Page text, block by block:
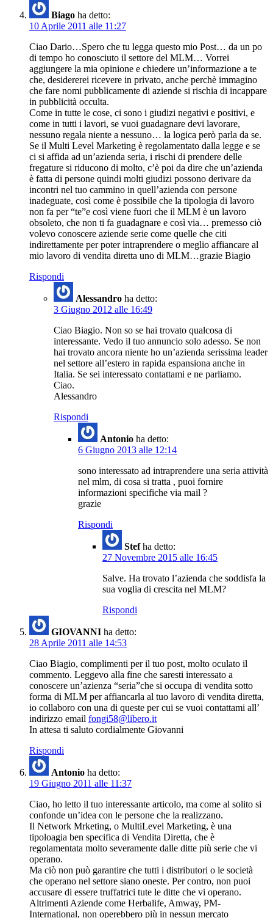
Biago ha detto:
10 Aprile 2011 alle 11:27
Ciao Dario…Spero che tu legga questo mio Post… da un po
di tempo ho conosciuto il settore del MLM… Vorrei
aggiungere la mia opinione e chiedere un’informazione a te
che, desidererei ricevere in privato, anche perchè immagino
che fare nomi pubblicamente di aziende si rischia di incappare
in pubblicità occulta.
Come in tutte le cose, ci sono i giudizi negativi e positivi, e
come in tutti i lavori, se vuoi guadagnare devi lavorare,
nessuno regala niente a nessuno… la logica però parla da se.
Se il Multi Level Marketing è regolamentato dalla legge e se
ci si affida ad un’azienda seria, i rischi di prendere delle
fregature si riducono di molto, c’è poi da dire che un’azienda
è fatta di persone quindi molti giudizi possono derivare da
incontri nel tuo cammino in quell’azienda con persone
inadeguate, così come è possibile che la tipologia di lavoro
non fa per “te”e così viene fuori che il MLM è un lavoro
obsoleto, che non ti fa guadagnare e così via… premesso ciò
volevo conoscere aziende serie come quelle che citi
indirettamente per poter intraprendere o meglio affiancare al
mio lavoro di vendita diretta uno di MLM…grazie Biagio
Rispondi
Alessandro ha detto:
3 Giugno 2012 alle 16:49
Ciao Biagio. Non so se hai trovato qualcosa di
interessante. Vedo il tuo annuncio solo adesso. Se non
hai trovato ancora niente ho un’azienda serissima leader
nel settore all’estero in rapida espansiona anche in
Italia. Se sei interessato contattami e ne parliamo.
Ciao.
Alessandro
Rispondi
Antonio ha detto:
6 Giugno 2013 alle 12:14
sono interessato ad intraprendere una seria attività
nel mlm, di cosa si tratta , puoi fornire
informazioni specifiche via mail ?
grazie
Rispondi
Stef ha detto:
27 Novembre 2015 alle 16:45
Salve. Ha trovato l’azienda che soddisfa la
sua voglia di crescita nel MLM?
Rispondi
GIOVANNI ha detto:
28 Aprile 2011 alle 14:53
Ciao Biagio, complimenti per il tuo post, molto oculato il
commento. Leggevo alla fine che saresti interessato a
conoscere un’azienza “seria”che si occupa di vendita sotto
forma di MLM per affiancarla al tuo lavoro di vendita diretta,
io collaboro con una di queste per cui se vuoi contattami all’
indirizzo email fongi58@libero.it
In attesa ti saluto cordialmente Giovanni
Rispondi
Antonio ha detto:
19 Giugno 2011 alle 11:37
Ciao, ho letto il tuo interessante articolo, ma come al solito si
confonde un’idea con le persone che la realizzano.
Il Network Mrketing, o MultiLevel Marketing, è una
tipoloagia ben specifica di Vendita Diretta, che è
regolamentata molto severamente dalle ditte più serie che vi
operano.
Ma ciò non può garantire che tutti i distributori o le società
che operano nel settore siano oneste. Per contro, non puoi
accusare di essere truffatrici tute le ditte che vi operano.
Altrimenti Aziende come Herbalife, Amway, PM-
International, non operebbero più in nessun mercato